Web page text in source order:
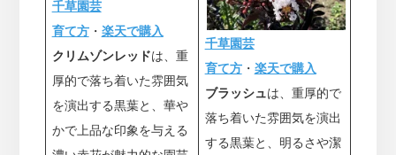
千草園芸
育て方・ 楽天で購入
クリムゾンレッドは、重
厚的で落ち着いた雰囲気
を演出する黒葉と、華や
かで上品な印象を与える
千草園芸
育て方・ 楽天で購入
ブラッシュは、重厚的で
落ち着いた雰囲気を演出
する黒葉と、明るさや潔